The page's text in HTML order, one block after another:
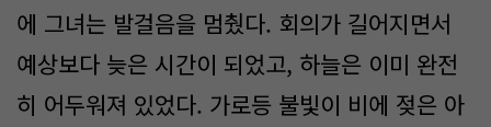
에 그녀는 발걸음을 멈췄다. 회의가 길어지면서
예상보다 늦은 시간이 되었고, 하늘은 이미 완전
히 어두워져 있었다. 가로등 불빛이 비에 젖은 아